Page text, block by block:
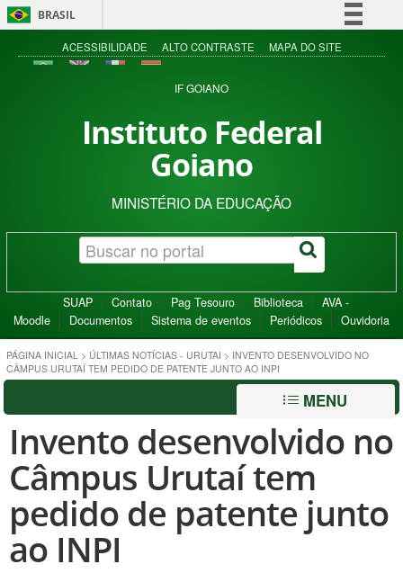
BRASIL
Simplifique!
Acesso à informação
ACESSIBILIDADE ALTO CONTRASTE MAPA DO SITE
IF GOIANO
Instituto Federal
Goiano
MINISTÉRIO DA EDUCAÇÃO
SUAP Contato Pag Tesouro Biblioteca
AVA -
Moodle
Documentos Sistema de eventos Periódicos Ouvidoria
PÁGINA INICIAL > ÚLTIMAS NOTÍCIAS - URUTAI > INVENTO DESENVOLVIDO NO
CÂMPUS URUTAÍ TEM PEDIDO DE PATENTE JUNTO AO INPI
MENU
Invento desenvolvido no
Câmpus Urutaí tem
pedido de patente junto
ao INPI